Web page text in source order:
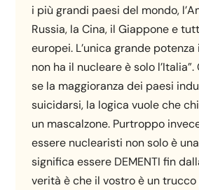
i più grandi paesi del mondo,
Russia, la Cina, il Giappone e
europei. L’unica grande
non ha il nucleare è solo
se la maggioranza dei paesi
suicidarsi, la logica vuole che
un mascalzone. Purtroppo
essere nuclearisti non solo è
significa essere DEMENTI fin
verità è che il vostro è un